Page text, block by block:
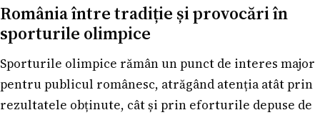
România între tradiție și provocări în
sporturile olimpice
Sporturile olimpice rămân un punct de interes major
pentru publicul românesc, atrăgând atenția atât prin
rezultatele obținute, cât și prin eforturile depuse de